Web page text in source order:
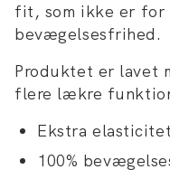
fit, som ikke er for
bevægelsesfrihed.
Produktet er lavet
flere lækre
Ekstra elasticitet
100%